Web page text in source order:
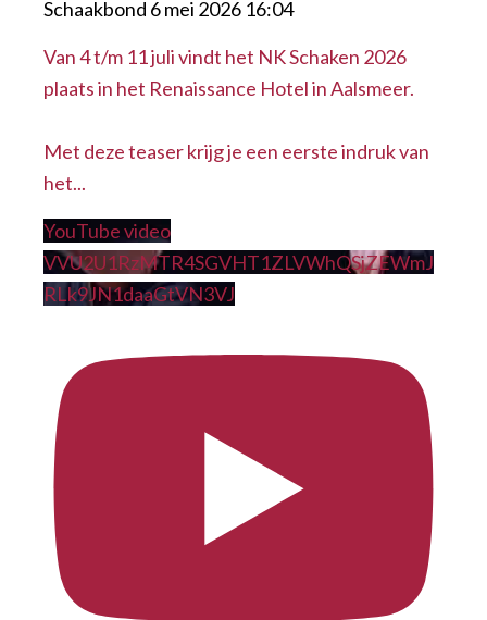
Schaakbond 6 mei 2026 16:04
Van 4 t/m 11 juli vindt het NK Schaken 2026
plaats in het Renaissance Hotel in Aalsmeer.
Met deze teaser krijg je een eerste indruk van
het...
YouTube video
VVU2U1RzMTR4SGVHT1ZLVWhQSjZEWmJ
RLk9JN1daaGtVN3VJ